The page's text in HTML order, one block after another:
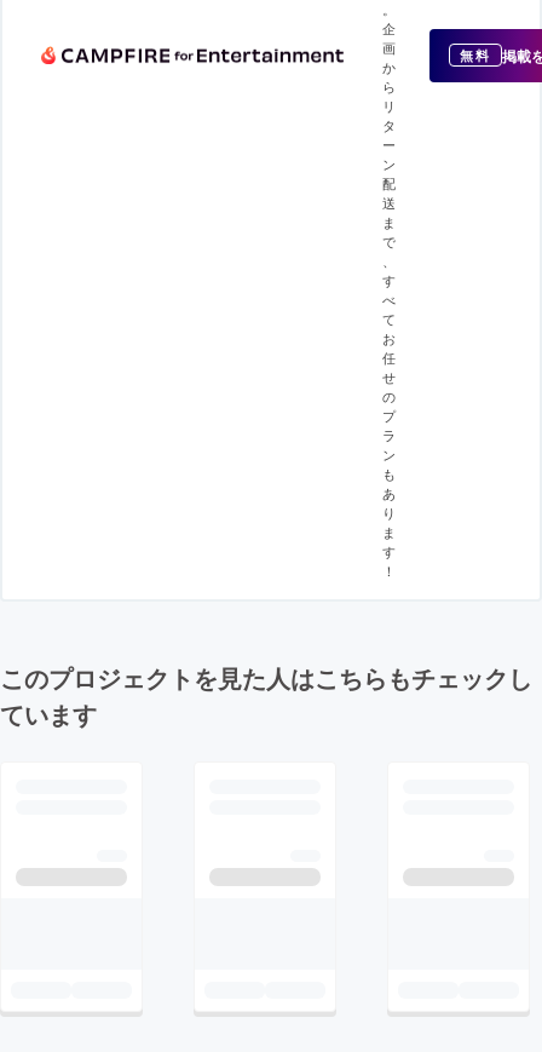
企
画
か
ら
リ
タ
ー
ン
配
送
ま
で
す
べ
て
お
任
せ
の
プ
ラ
ン
も
あ
り
ま
す
！
無料 掲載
このプロジェクトを見た人はこちらもチェックし
ています